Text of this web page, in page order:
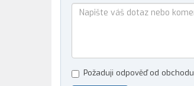
Požaduji odpověď od obchodu